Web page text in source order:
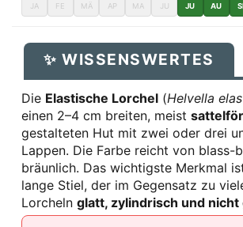
JA FE MÄ AP MA JU JU AU
✨ WISSENSWERTES
Die Elastische Lorchel (Helvella
einen 2–4 cm breiten, meist
gestalteten Hut mit zwei oder drei
Lappen. Die Farbe reicht von blass-
bräunlich. Das wichtigste Merkmal
lange Stiel, der im Gegensatz zu
Lorcheln glatt, zylindrisch und